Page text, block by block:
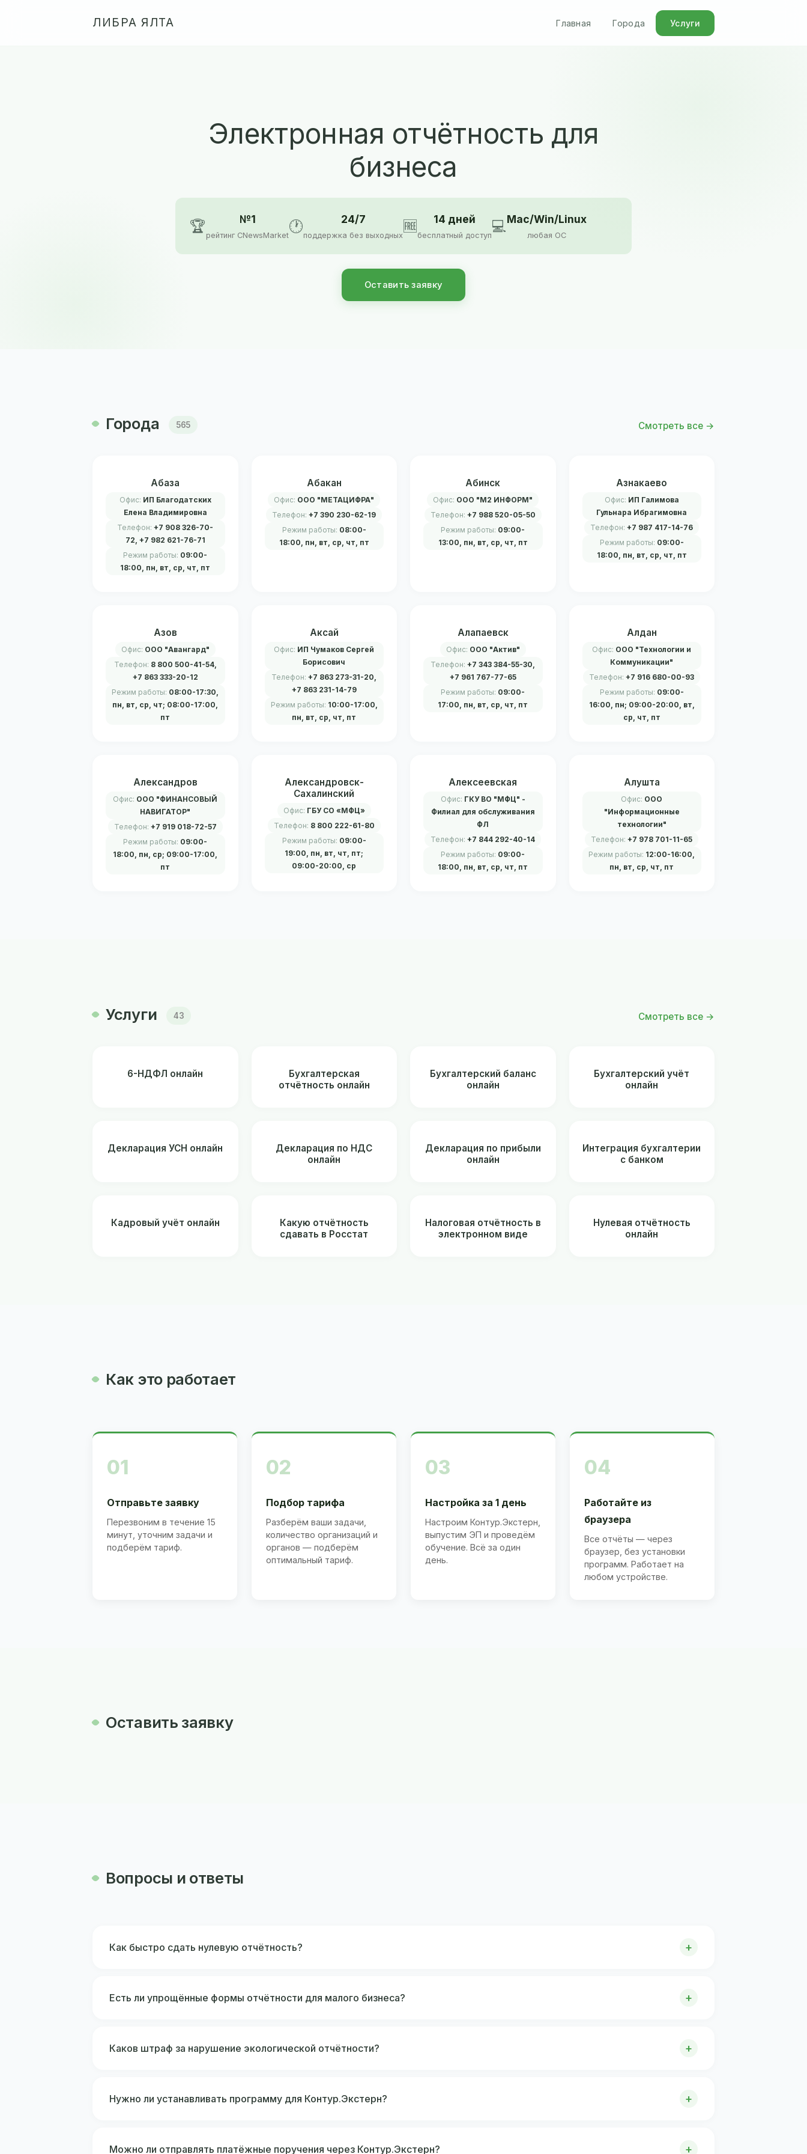
ЛИБРА ЯЛТА Главная Города Услуги
Электронная отчётность для
бизнеса
🏆 №1
рейтинг CNewsMarket
🕐 24/7
поддержка без выходных
🆓 14 дней
бесплатный доступ
💻Mac/Win/Linux
любая ОС
Оставить заявку
Города 565 Смотреть все →
Абаза
Офис: ИП Благодатских
Елена Владимировна
Телефон:+7 908 326-70-
72, +7 982 621-76-71
Режим работы: 09:00-
18:00, пн, вт, ср, чт, пт
Абакан
Офис: ООО "МЕТАЦИФРА"
Телефон:+7 390 230-62-19
Режим работы: 08:00-
18:00, пн, вт, ср, чт, пт
Абинск
Офис: ООО "М2 ИНФОРМ"
Телефон: +7 988 520-05-50
Режим работы: 09:00-
13:00, пн, вт, ср, чт, пт
Азнакаево
Офис: ИП Галимова
Гульнара Ибрагимовна
Телефон:+7 987 417-14-76
Режим работы: 09:00-
18:00, пн, вт, ср, чт, пт
Азов
Офис: ООО "Авангард"
Телефон: 8 800 500-41-54,
+7 863 333-20-12
Режим работы: 08:00-17:30,
пн, вт, ср, чт; 08:00-17:00,
пт
Аксай
Офис: ИП Чумаков Сергей
Борисович
Телефон:+7 863 273-31-20,
+7 863 231-14-79
Режим работы: 10:00-17:00,
пн, вт, ср, чт, пт
Алапаевск
Офис: ООО "Актив"
Телефон:+7 343 384-55-30,
+7 961 767-77-65
Режим работы: 09:00-
17:00, пн, вт, ср, чт, пт
Алдан
Офис: ООО "Технологии и
Коммуникации"
Телефон:+7 916 680-00-93
Режим работы: 09:00-
16:00, пн; 09:00-20:00, вт,
ср, чт, пт
Александров
Офис: ООО "ФИНАНСОВЫЙ
НАВИГАТОР"
Телефон: +7 919 018-72-57
Режим работы: 09:00-
18:00, пн, ср; 09:00-17:00,
пт
Александровск-
Сахалинский
Офис: ГБУ СО «МФЦ»
Телефон: 8 800 222-61-80
Режим работы: 09:00-
19:00, пн, вт, чт, пт;
09:00-20:00, ср
Алексеевская
Офис: ГКУ ВО "МФЦ" -
Филиал для обслуживания
ФЛ
Телефон:+7 844 292-40-14
Режим работы: 09:00-
18:00, пн, вт, ср, чт, пт
Алушта
Офис: ООО
"Информационные
технологии"
Телефон:+7 978 701-11-65
Режим работы: 12:00-16:00,
пн, вт, ср, чт, пт
Услуги 43 Смотреть все →
6-НДФЛ онлайн
Бухгалтерская
отчётность онлайн
Бухгалтерский баланс
онлайн
Бухгалтерский учёт
онлайн
Декларация УСН онлайн
Декларация по НДС
онлайн
Декларация по прибыли
онлайн
Интеграция бухгалтерии
с банком
Кадровый учёт онлайн
Какую отчётность
сдавать в Росстат
Налоговая отчётность в
электронном виде
Нулевая отчётность
онлайн
Как это работает
01
Отправьте заявку
Перезвоним в течение 15
минут, уточним задачи и
подберём тариф.
02
Подбор тарифа
Разберём ваши задачи,
количество организаций и
органов — подберём
оптимальный тариф.
03
Настройка за 1 день
Настроим Контур.Экстерн,
выпустим ЭП и проведём
обучение. Всё за один
день.
04
Работайте из
браузера
Все отчёты — через
браузер, без установки
программ. Работает на
любом устройстве.
Оставить заявку
Вопросы и ответы
Как быстро сдать нулевую отчётность?
Есть ли упрощённые формы отчётности для малого бизнеса?
Каков штраф за нарушение экологической отчётности?
Нужно ли устанавливать программу для Контур.Экстерн?
Можно ли отправлять платёжные поручения через Контур.Экстерн?